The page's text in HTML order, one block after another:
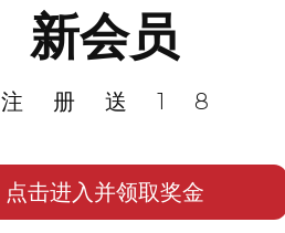
新会员
注册送18
点击进入并领取奖金